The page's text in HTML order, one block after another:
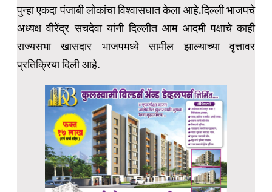
पुन्हा एकदा पंजाबी लोकांचा विश्वासघात केला आहे.दिल्ली भाजपचे
अध्यक्ष वीरेंद्र सचदेवा यांनी दिल्लीत आम आदमी पक्षाचे काही
राज्यसभा खासदार भाजपमध्ये सामील झाल्याच्या वृत्तावर
प्रतिक्रिया दिली आहे.